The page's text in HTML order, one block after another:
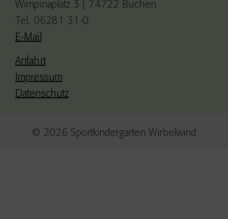
Wimpinaplatz 3 | 74722 Buchen
Tel. 06281 31-0
E-Mail
Anfahrt
Impressum
Datenschutz
© 2026 Sportkindergarten Wirbelwind